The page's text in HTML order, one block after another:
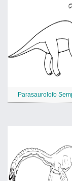
Parasaurolofo